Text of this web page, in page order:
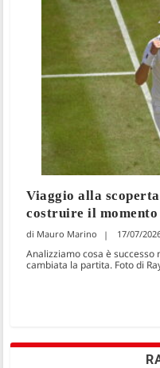
Viaggio alla
costruire il
Mauro Marino 17/07/
Analizziamo cosa è
cambiata la partita. Foto di